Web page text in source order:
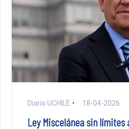
Diario UCHILE 18-04-2026
Ley Miscelánea sin límites